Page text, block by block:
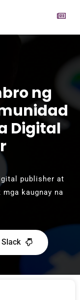
ng
Digital
publisher at
kaugnay na